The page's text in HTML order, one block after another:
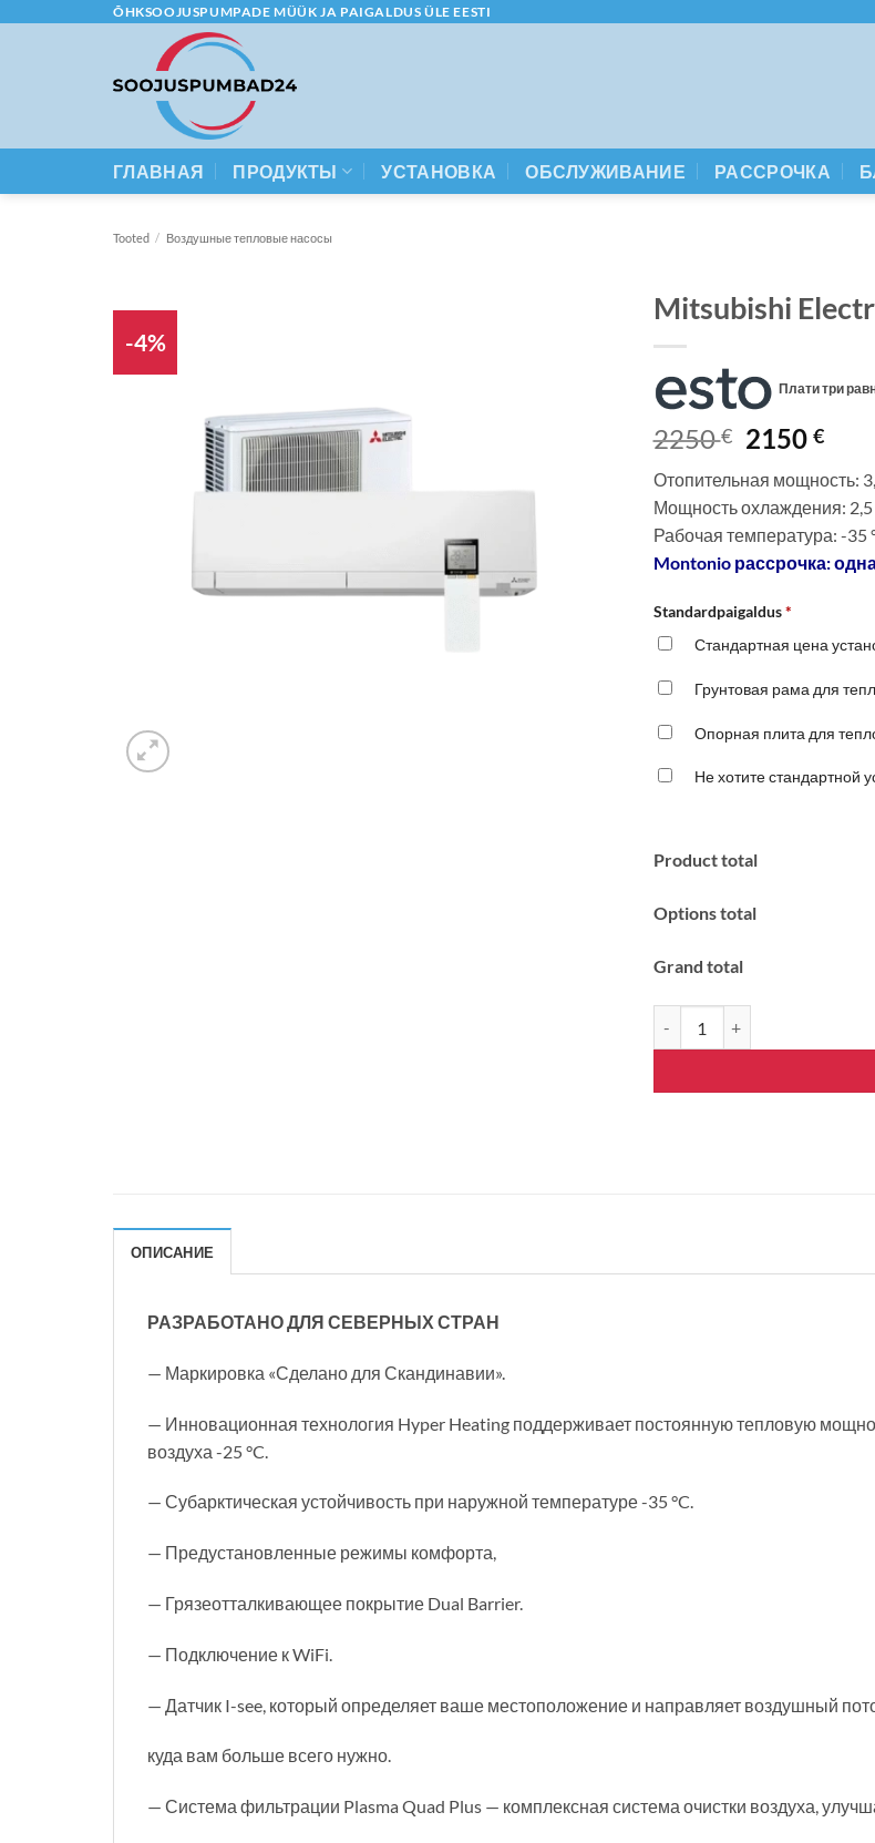
ÕHKSOOJUSPUMPADE MÜÜK JA PAIGALDUS ÜLE EESTI
ГЛАВНАЯ ПРОДУКТЫ УСТАНОВКА ОБСЛУЖИВАНИЕ РАССРОЧКА
Tooted / Воздушные тепловые насосы
-4%
Mitsubishi
Плати три
2250€
2250 €.
2150 €
Отопительная мощность:
Мощность охлаждения: 2,5
Рабочая температура: -35
Montonio рассрочка:
Standardpaigaldus *
Стандартная цена
Грунтовая рама для
Опорная плита для
Не хотите стандартной
Product total
Options total
Grand total
ОПИСАНИЕ
РАЗРАБОТАНО ДЛЯ СЕВЕРНЫХ СТРАН
— Маркировка «Сделано для Скандинавии».
— Инновационная технология Hyper Heating поддерживает постоянную тепловую
воздуха -25 °C.
— Субарктическая устойчивость при наружной температуре -35 °C.
— Предустановленные режимы комфорта,
— Грязеотталкивающее покрытие Dual Barrier.
— Подключение к WiFi.
— Датчик I-see, который определяет ваше местоположение и направляет воздушный
куда вам больше всего нужно.
— Система фильтрации Plasma Quad Plus — комплексная система очистки воздуха,